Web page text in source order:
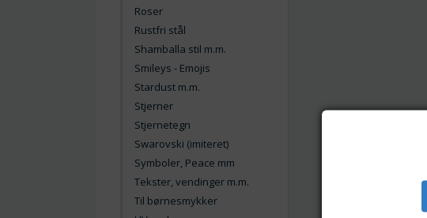
Roser
Rustfri stål
Shamballa stil m.m.
Smileys - Emojis
Stardust m.m.
Stjerner
Stjernetegn
Swarovski (imiteret)
Symboler, Peace mm
Tekster, vendinger m.m.
Til børnesmykker